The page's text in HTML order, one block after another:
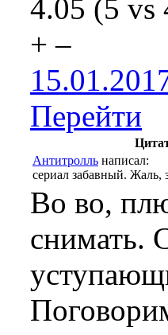
4.05 (5 vs
+ –
Перейти
Антитролль написал:
сериал забавный. Жаль,
Во во,
снимать.